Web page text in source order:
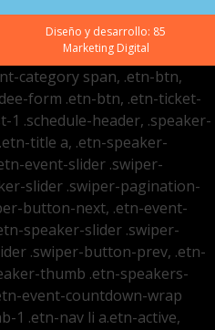
Diseño y desarrollo: 85
Marketing Digital
category span, .etn-btn,
form .etn-btn, .etn-ticket-
1 .schedule-header, .speaker-
title a, .etn-speaker-
event-slider .swiper-
slider .swiper-pagination-
button-next, .etn-event-
speaker-slider .swiper-
.swiper-button-prev, .etn-
thumb .etn-speakers-
event-countdown-wrap
1 .etn-nav li a.etn-active,